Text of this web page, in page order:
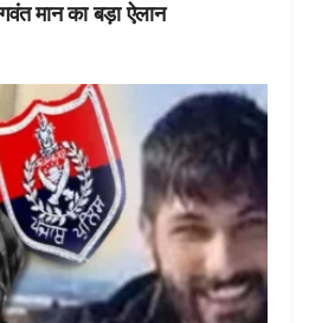
मान का बड़ा ऐलान